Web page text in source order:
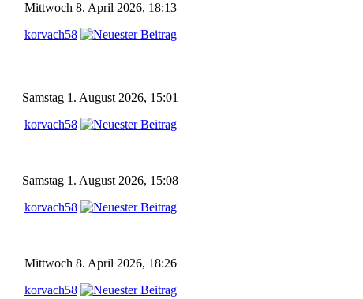
Mittwoch 8. April 2026, 18:13
korvach58
Samstag 1. August 2026, 15:01
korvach58
Samstag 1. August 2026, 15:08
korvach58
Mittwoch 8. April 2026, 18:26
korvach58